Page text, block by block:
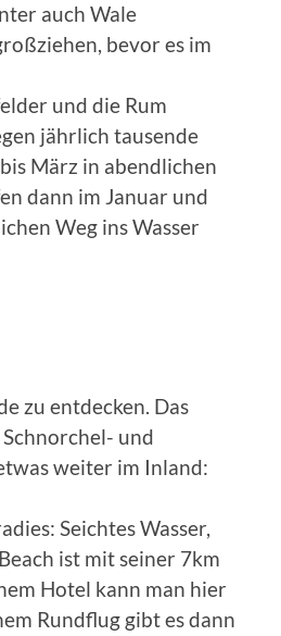
auch Wale
bevor es im
und die Rum
jährlich tausende
März in abendlichen
dann im Januar und
Weg ins Wasser
zu entdecken. Das
und
weiter im Inland:
Seichtes Wasser,
ist mit seiner 7km
Hotel kann man hier
Rundflug gibt es dann